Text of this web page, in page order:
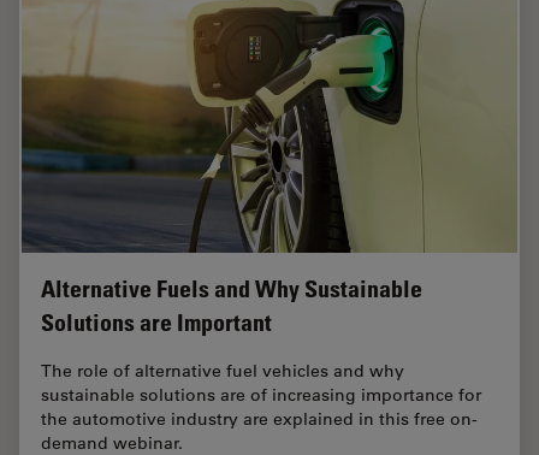
Alternative Fuels and Why Sustainable
Solutions are Important
The role of alternative fuel vehicles and why
sustainable solutions are of increasing importance for
the automotive industry are explained in this free on-
demand webinar.